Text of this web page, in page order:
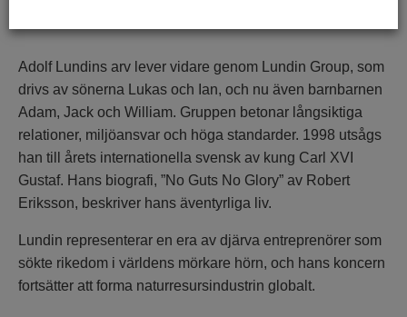
Adolf Lundins arv lever vidare genom Lundin Group, som
drivs av sönerna Lukas och Ian, och nu även barnbarnen
Adam, Jack och William. Gruppen betonar långsiktiga
relationer, miljöansvar och höga standarder. 1998 utsågs
han till årets internationella svensk av kung Carl XVI
Gustaf. Hans biografi, ”No Guts No Glory” av Robert
Eriksson, beskriver hans äventyrliga liv.
Lundin representerar en era av djärva entreprenörer som
sökte rikedom i världens mörkare hörn, och hans koncern
fortsätter att forma naturresursindustrin globalt.